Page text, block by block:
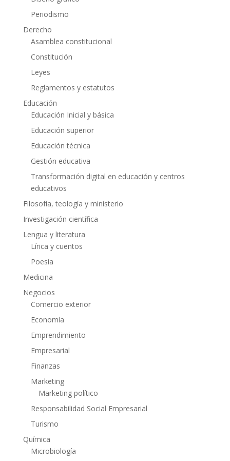
Periodismo
Derecho
Asamblea constitucional
Constitución
Leyes
Reglamentos y estatutos
Educación
Educación Inicial y básica
Educación superior
Educación técnica
Gestión educativa
Transformación digital en educación y centros
educativos
Filosofía, teología y ministerio
Investigación científica
Lengua y literatura
Lírica y cuentos
Poesía
Medicina
Negocios
Comercio exterior
Economía
Emprendimiento
Empresarial
Finanzas
Marketing
Marketing político
Responsabilidad Social Empresarial
Turismo
Química
Microbiología